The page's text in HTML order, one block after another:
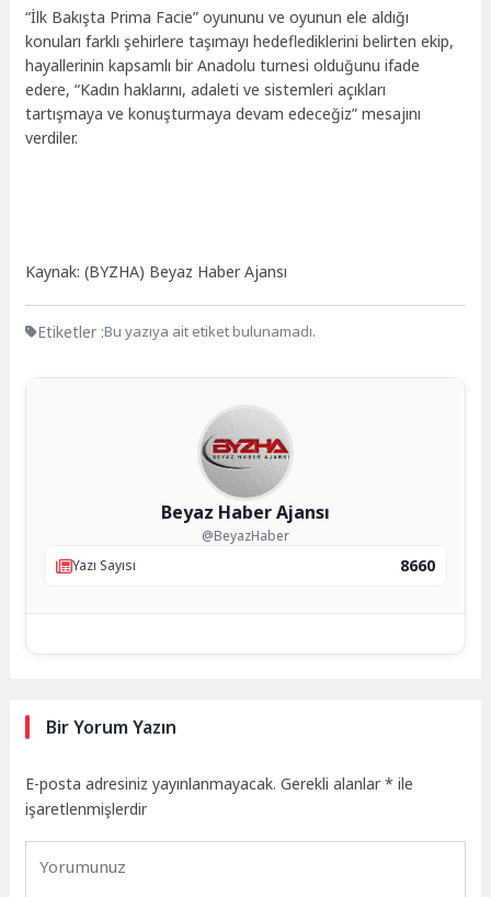
“İlk Bakışta Prima Facie” oyununu ve oyunun ele aldığı
konuları farklı şehirlere taşımayı hedeflediklerini belirten ekip,
hayallerinin kapsamlı bir Anadolu turnesi olduğunu ifade
edere, “Kadın haklarını, adaleti ve sistemleri açıkları
tartışmaya ve konuşturmaya devam edeceğiz” mesajını
verdiler.
Kaynak: (BYZHA) Beyaz Haber Ajansı
Etiketler :Bu yazıya ait etiket bulunamadı.
Beyaz Haber Ajansı
@BeyazHaber
Yazı Sayısı
8660
Bir Yorum Yazın
E-posta adresiniz yayınlanmayacak. Gerekli alanlar* ile
işaretlenmişlerdir